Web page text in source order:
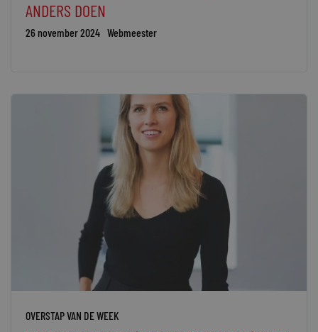
ANDERS DOEN
26 november 2024 Webmeester
OVERSTAP VAN DE WEEK